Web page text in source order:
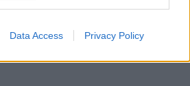
Data Access Privacy Policy